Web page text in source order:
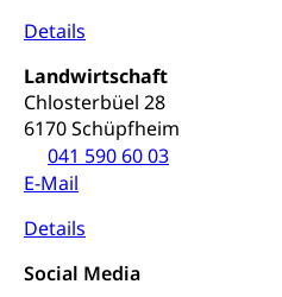
Details
Landwirtschaft
Chlosterbüel 28
6170 Schüpfheim
041 590 60 03
E-Mail
Details
Social Media